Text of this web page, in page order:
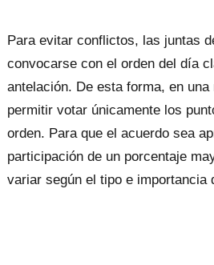
Para evitar conflictos, las juntas
convocarse con el orden del día
antelación. De esta forma, en
permitir votar únicamente los
orden. Para que el acuerdo sea
participación de un porcentaje
variar según el tipo e importancia